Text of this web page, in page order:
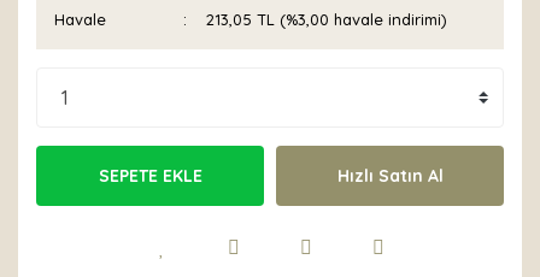
Havale 213,05 TL (%3,00 havale indirimi)
SEPETE EKLE Hızlı Satın Al